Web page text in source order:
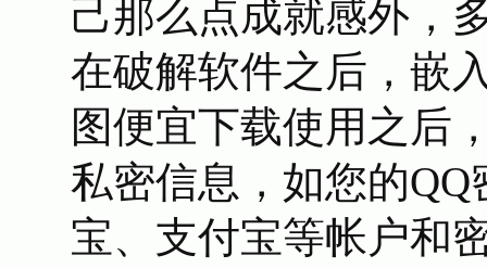
己那么点成就感外，
在破解软件之后，嵌
图便宜下载使用之后
私密信息，如您的
宝、支付宝等帐户和